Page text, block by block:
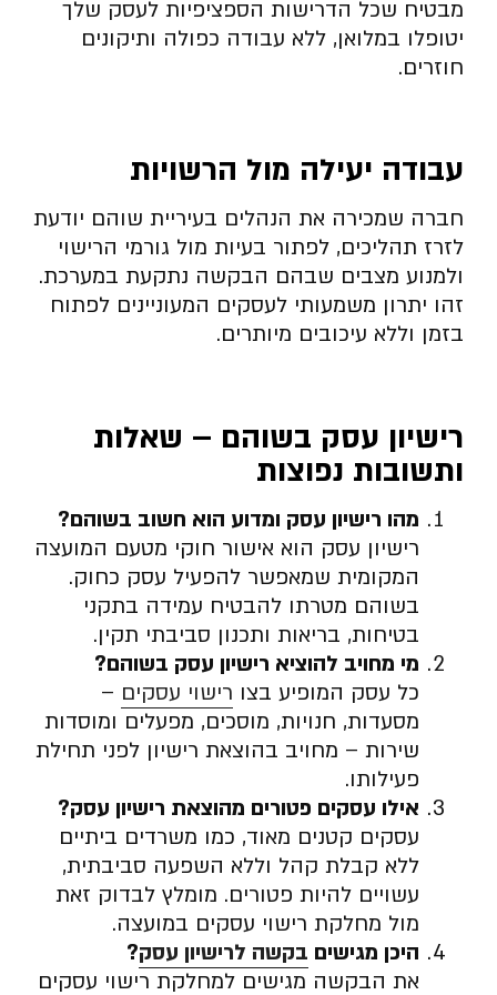
מבטיח שכל הדרישות הספציפיות לעסק שלך
יטופלו במלואן, ללא עבודה כפולה ותיקונים
חוזרים.
עבודה יעילה מול הרשויות
חברה שמכירה את הנהלים בעיריית שוהם יודעת
לזרז תהליכים, לפתור בעיות מול גורמי הרישוי
ולמנוע מצבים שבהם הבקשה נתקעת במערכת.
זהו יתרון משמעותי לעסקים המעוניינים לפתוח
בזמן וללא עיכובים מיותרים.
רישיון עסק בשוהם – שאלות
ותשובות נפוצות
מהו רישיון עסק ומדוע הוא חשוב בשוהם?
רישיון עסק הוא אישור חוקי מטעם המועצה
המקומית שמאפשר להפעיל עסק כחוק.
בשוהם מטרתו להבטיח עמידה בתקני
בטיחות, בריאות ותכנון סביבתי תקין.
מי מחויב להוציא רישיון עסק בשוהם?
כל עסק המופיע בצו רישוי עסקים –
מסעדות, חנויות, מוסכים, מפעלים ומוסדות
שירות – מחויב בהוצאת רישיון לפני תחילת
פעילותו.
אילו עסקים פטורים מהוצאת רישיון עסק?
עסקים קטנים מאוד, כמו משרדים ביתיים
ללא קבלת קהל וללא השפעה סביבתית,
עשויים להיות פטורים. מומלץ לבדוק זאת
מול מחלקת רישוי עסקים במועצה.
היכן מגישים בקשה לרישיון עסק?
את הבקשה מגישים למחלקת רישוי עסקים